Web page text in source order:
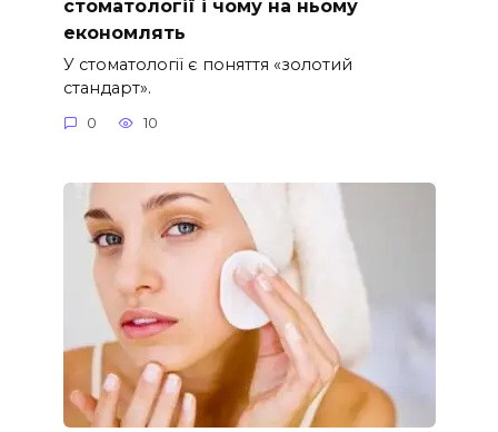
стоматології і чому на ньому
економлять
У стоматології є поняття «золотий
стандарт».
0 10